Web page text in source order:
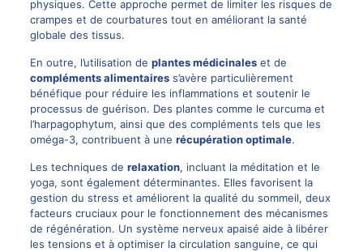
physiques. Cette approche permet de limiter les risques de
crampes et de courbatures tout en améliorant la santé
globale des tissus.
En outre, l’utilisation de plantes médicinaleset de
compléments alimentairess’avère particulièrement
bénéfique pour réduire les inflammations et soutenir le
processus de guérison. Des plantes comme le curcuma et
l’harpagophytum, ainsi que des compléments tels que les
oméga-3, contribuent à une récupération optimale.
Les techniques de relaxation, incluant la méditation et le
yoga, sont également déterminantes. Elles favorisent la
gestion du stress et améliorent la qualité du sommeil, deux
facteurs cruciaux pour le fonctionnement des mécanismes
de régénération. Un système nerveux apaisé aide à libérer
les tensions et à optimiser la circulation sanguine, ce qui